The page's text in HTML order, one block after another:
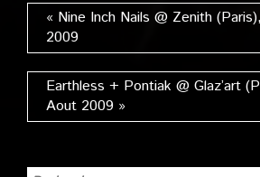
« Nine Inch Nails @ Zenith
2009
Earthless + Pontiak @ Glaz’art
Aout 2009 »